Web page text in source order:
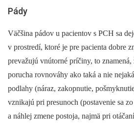
Pády
Väčšina pádov u pacientov s PCH sa
v prostredí, ktoré je pre pacienta dobre
prevažujú vnútorné príčiny, to znamená,
porucha rovnováhy ako taká a nie
podlahy (náraz, zakopnutie,
vznikajú pri presunoch (postavenie sa
a náhlej zmene postoja, najmä pri